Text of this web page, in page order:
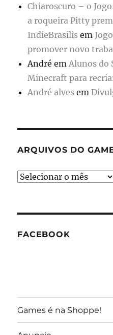
Chiaroscuro – o
a roqueira Pitty
IndieBrasilis em
promover novo
André emAlunos do
Minecraft para
André alves em
ARQUIVOS DO
Arquivos
FACEBOOK
Games é na Shoppe!